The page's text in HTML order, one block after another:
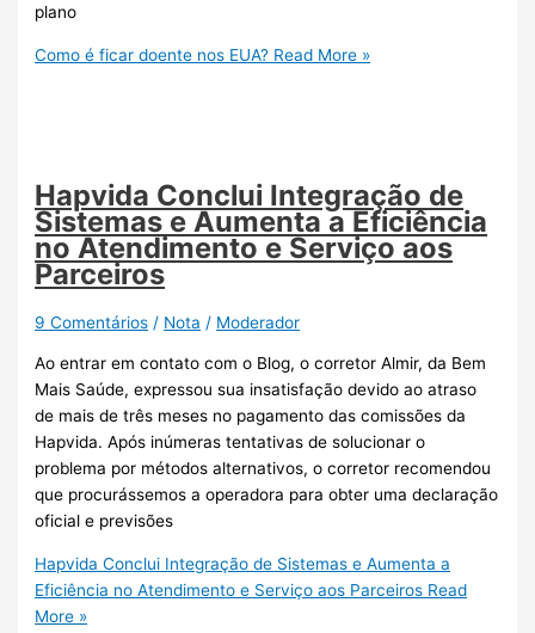
plano
Como é ficar doente nos EUA? Read More »
Hapvida Conclui Integração de
Sistemas e Aumenta a Eficiência
no Atendimento e Serviço aos
Parceiros
9 Comentários / Nota / Moderador
Ao entrar em contato com o Blog, o corretor Almir, da Bem
Mais Saúde, expressou sua insatisfação devido ao atraso
de mais de três meses no pagamento das comissões da
Hapvida. Após inúmeras tentativas de solucionar o
problema por métodos alternativos, o corretor recomendou
que procurássemos a operadora para obter uma declaração
oficial e previsões
Hapvida Conclui Integração de Sistemas e Aumenta a
Eficiência no Atendimento e Serviço aos Parceiros Read
More »